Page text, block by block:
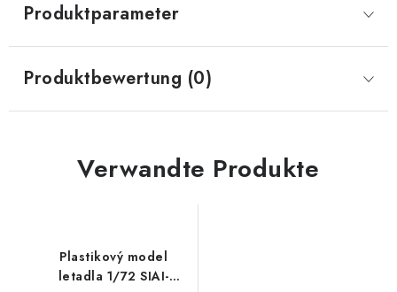
Produktparameter
Produktbewertung (0)
Verwandte Produkte
Plastikový model
letadla 1/72 SIAI-